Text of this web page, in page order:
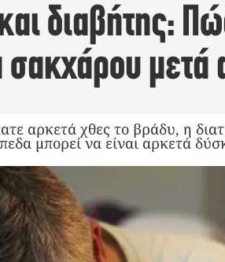
διαβήτης:
σακχάρου μετά
αρκετά χθες το βράδυ, η
μπορεί να είναι αρκετά